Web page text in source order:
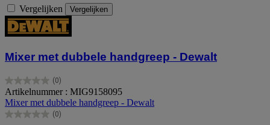
Vergelijken Vergelijken
Mixer met dubbele handgreep - Dewalt
(0)
0.0
van
de
5
Artikelnummer : MIG9158095
Mixer met dubbele handgreep - Dewalt
(0)
0.0